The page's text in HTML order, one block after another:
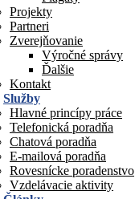
Projekty
Partneri
Zverejňovanie
Výročné správy
Ďalšie
Kontakt
Služby
Hlavné princípy práce
Telefonická poradňa
Chatová poradňa
E-mailová poradňa
Rovesnícke poradenstvo
Vzdelávacie aktivity